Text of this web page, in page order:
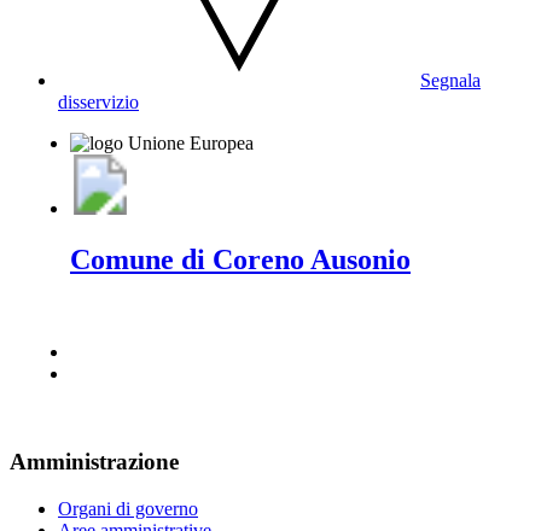
Segnala
disservizio
Comune di Coreno Ausonio
Amministrazione
Organi di governo